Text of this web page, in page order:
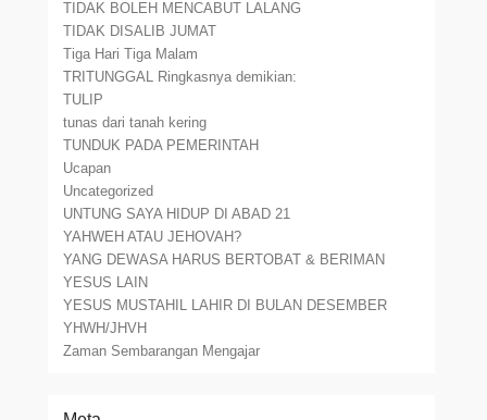
TIDAK BOLEH MENCABUT LALANG
TIDAK DISALIB JUMAT
Tiga Hari Tiga Malam
TRITUNGGAL Ringkasnya demikian:
TULIP
tunas dari tanah kering
TUNDUK PADA PEMERINTAH
Ucapan
Uncategorized
UNTUNG SAYA HIDUP DI ABAD 21
YAHWEH ATAU JEHOVAH?
YANG DEWASA HARUS BERTOBAT & BERIMAN
YESUS LAIN
YESUS MUSTAHIL LAHIR DI BULAN DESEMBER
YHWH/JHVH
Zaman Sembarangan Mengajar